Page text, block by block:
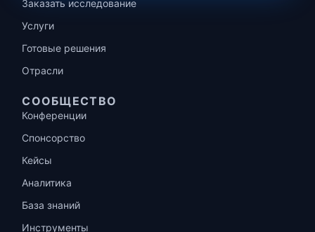
Заказать исследование
Услуги
Готовые решения
Отрасли
СООБЩЕСТВО
Конференции
Спонсорство
Кейсы
Аналитика
База знаний
Инструменты